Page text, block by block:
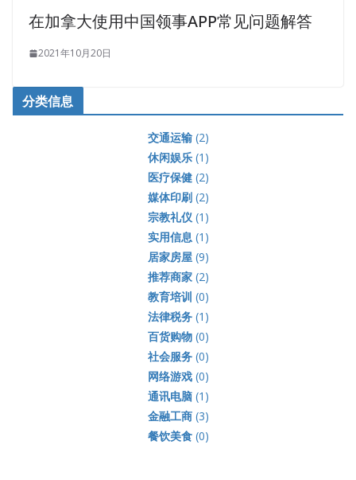
在加拿大使用中国领事APP常见问题解答
2021年10月20日
分类信息
交通运输(2)
休闲娱乐(1)
医疗保健(2)
媒体印刷(2)
宗教礼仪(1)
实用信息(1)
居家房屋(9)
推荐商家(2)
教育培训 (0)
法律税务(1)
百货购物(0)
社会服务(0)
网络游戏(0)
通讯电脑(1)
金融工商(3)
餐饮美食(0)